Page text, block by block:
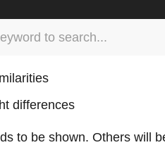
differences
to be shown. Others will